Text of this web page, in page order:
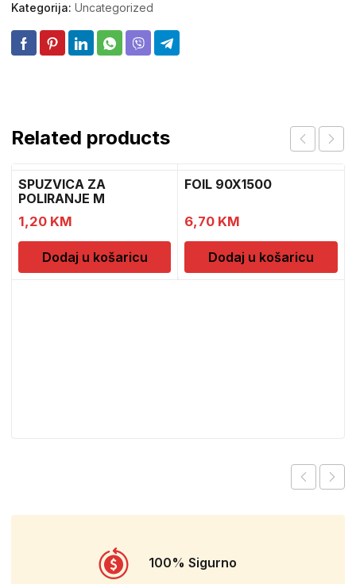
Kategorija: Uncategorized
Related products
SPUZVICA ZA
POLIRANJE M
1,20 KM
Dodaj u košaricu
FOIL 90X1500
6,70 KM
Dodaj u košaricu
100% Sigurno